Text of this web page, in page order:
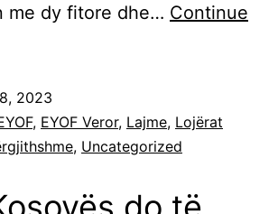
me dy fitore dhe… Continue
2023
, EYOF Veror, Lajme, Lojërat
, Uncategorized